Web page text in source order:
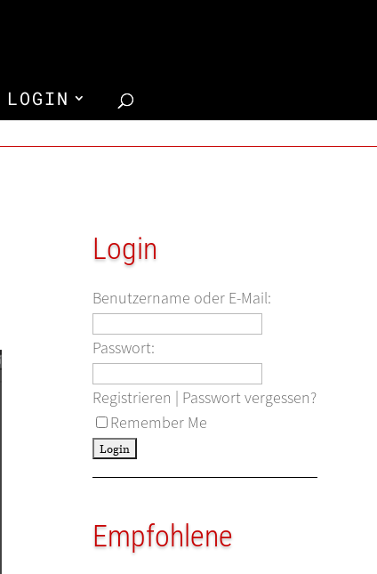
LOGIN
Login
Benutzername oder E-Mail:
Passwort:
Registrieren | Passwort vergessen?
Remember Me
Empfohlene